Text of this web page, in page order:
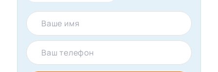
Ваше имя
Ваш телефон